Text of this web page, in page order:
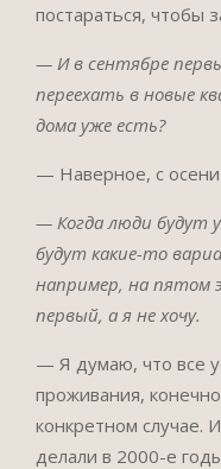
постараться, чтобы
— И в сентябре
переехать в новые
дома уже есть?
— Наверное, с осени
— Когда люди будут
будут какие-то
например, на пятом
первый, а я не хочу.
— Я думаю, что все
проживания,
конкретном случае.
делали в 2000-е